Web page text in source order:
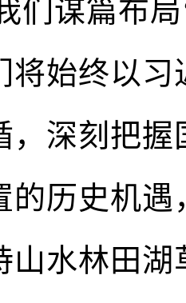
们谋篇布
将始终以习
，深刻把握
的历史机遇
山水林田